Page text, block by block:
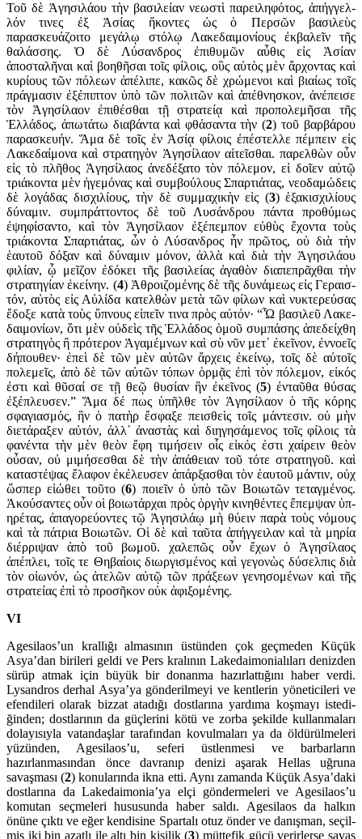
Τοῦ δὲ Ἀγησιλάου τὴν βασιλείαν νεωστὶ παρ­ειληφότος, ἀπ­ήγ­γελ­
λόν τινες ἐξ Ἀσίας ἥκοντες ὡς ὁ Περσῶν βασιλεὺς
παρασκευάζοιτο μεγάλῳ στό­λῳ Λα­κε­δαιμονίους ἐκβαλεῖν τῆς
θαλάσσης. Ὁ δὲ Λύ­σαν­δρος ἐπιθυ­μῶν αὖθις εἰς Ἀσίαν
ἀποσταλῆναι καὶ βοηθῆσαι τοῖς φίλοις, οὓς αὐτὸς μὲν ἄρχοντας καὶ
κυρίους τῶν πόλεων ἀπ­έλιπε, κακῶς δὲ χρώμενοι καὶ βιαίως τοῖς
πράγ­μα­σιν ἐξέπιπτον ὑπὸ τῶν πολι­τῶν καὶ ἀπέθνησκον, ἀνέπεισε
τὸν Ἀγησίλαον ἐπιθέσθαι τῇ στρατείᾳ καὶ προπολεμῆσαι τῆς
Ἑλλάδος, ἀπω­τάτω δια­βάντα καὶ φθάσαντα τὴν (2) τοῦ βαρβάρου
παρασκευήν. Ἅμα δὲ τοῖς ἐν Ἀσίᾳ φίλοις ἐπέ­στελλε πέμπειν εἰς
Λακε­δαίμονα καὶ στρατηγὸν Ἀγησί­λαον αἰτεῖσθαι. παρελθὼν οὖν
εἰς τὸ πλῆθος Ἀγησίλαος ἀνεδέξατο τὸν πόλεμον, εἰ δοῖεν αὐτῷ
τριάκοντα μὲν ἡγεμόνας καὶ συμβούλους Σπαρ­τιάτας, νεοδαμώδεις
δὲ λογάδας δισχιλίους, τὴν δὲ συμμαχικὴν εἰς (3) ἑξακισχιλίους
δύναμιν. συμ­πράτ­τοντος δὲ τοῦ Λυσάνδρου πάντα προ­θύμως
ἐψηφί­σαντο, καὶ τὸν Ἀγησίλαον ἐξέπεμπον εὐθὺς ἔ­χοντα τοὺς
τριάκοντα Σπαρτιάτας, ὧν ὁ Λύσανδρος ἦν πρῶτος, οὐ διὰ τὴν
ἑαυτοῦ δόξαν καὶ δύναμιν μόνον, ἀλλὰ καὶ διὰ τὴν Ἀγησι­λάου
φιλίαν, ᾧ μεῖζον ἐδόκει τῆς βασιλείας ἀγαθὸν διαπεπρᾶχθαι τὴν
στρα­τηγίαν ἐκείνην. (4) Ἀθροιζο­μένης δὲ τῆς δυνάμεως εἰς Γεραισ­
τόν, αὐτὸς εἰς Αὐλίδα κατελθὼν μετὰ τῶν φίλων καὶ νυκτε­ρεύσας
ἔδοξ­ε κατὰ τοὺς ὕπνους εἰπεῖν τινα πρὸς αὐτόν· “Ὦ βασιλεῦ Λακε­
δαι­μο­νίων, ὅτι μὲν οὐδεὶς τῆς Ἑλλάδος ὁμοῦ συμπάσης ἀπεδείχθη
στρα­τη­γὸς ἢ πρότερον Ἀγαμέμνων καὶ σὺ νῦν μετ᾽ ἐκεῖνον, ἐννοεῖς
δή­που­θεν· ἐπεὶ δὲ τῶν μὲν αὐτῶν ἄρχεις ἐκείνῳ, τοῖς δὲ αὐτοῖς
πολεμεῖς, ἀπὸ δὲ τῶν αὐτῶν τόπων ὁρμᾷς ἐπὶ τὸν πόλεμον, εἰκός
ἐστι καὶ θῦσαί σε τῇ θεῷ θυσίαν ἣν ἐκεῖνος (5) ἐνταῦθα θύσας
ἐξέπλευσεν.” Ἅμα δέ πως ὑπῆλθε τὸν Ἀγησίλαον ὁ τῆς κόρης
σφαγιασ­μός, ἣν ὁ πατὴρ ἔσφαξε πεισθεὶς τοῖς μάντεσιν. οὐ μὴν
διετάραξεν αὐτόν, ἀλλ᾽ ἀναστὰς καὶ διηγησάμενος τοῖς φίλοις τὰ
φανέντα τὴν μὲν θεὸν ἔφη τιμήσειν οἷς εἰκός ἐστι χαίρειν θεὸν
οὖσαν, οὐ μιμήσεσθαι δὲ τὴν ἀπάθειαν τοῦ τότε στρατηγοῦ. καὶ
καταστέψας ἔλαφον ἐκέλευσεν ἀπάρξασθαι τὸν ἑαυτοῦ μάντιν, οὐχ
ὥσπερ εἰώθει τοῦτο (6) ποιεῖν ὁ ὑπὸ τῶν Βοιωτῶν τεταγ­μένος.
Ἀκούσαντες οὖν οἱ βοιωτάρχαι πρὸς ὀργὴν κινηθέντες ἔπεμψαν ὑπ­
ηρέτας, ἀπαγορεύον­τες τῷ Ἀγησιλάῳ μὴ θύειν παρὰ τοὺς νόμους
καὶ τὰ πάτρια Βοιωτῶν. Οἱ δὲ καὶ ταῦτα ἀπήγγειλαν καὶ τὰ μηρία
διέρριψαν ἀπὸ τοῦ βωμοῦ. χαλεπῶς οὖν ἔχων ὁ Ἀγησίλαος
ἀπέπλει, τοῖς τε Θηβαίοις διωργισ­μένος καὶ γεγονὼς δύσελπις διὰ
τὸν οἰωνόν, ὡς ἀτελῶν αὐτῷ τῶν πράξεων γενησομένων καὶ τῆς
στρα­τείας ἐπὶ τὸ προσῆκον οὐκ ἀφιξομένης.
VI
Agesilaos’un krallığı almasının üstünden çok geçmeden Küçük
Asya’dan birileri geldi ve Pers kralının Lakedaimonialıları denizden
sürüp at­mak için büyük bir donanma hazırlattı­ğını haber verdi.
Lysand­ros derhal Asya’ya gönderilmeyi ve kentlerin yöneticileri ve
efen­di­leri olarak bizzat atadığı dostlarına yar­dıma koşmayı istedi­
ğinden; dost­larının da güç­lerini kötü ve zorba şekilde kul­lanmaları
dolayı­sıyla vatan­daşlar tarafından kovulmaları ya da öldürülmeleri
yü­zünden, Agesilaos’u, seferi üstlenmesi ve barbarların
hazırlanmasın­dan önce davranıp denizi aşarak Hellas uğruna
savaşması (2) konularında ikna etti. Aynı zamanda Küçük Asya’daki
dostla­rına da Lakedai­mo­nia’ya elçi göndermeleri ve Agesi­laos’u
komutan seç­meleri hususunda haber saldı. Agesilaos da hal­kın
önüne çıktı ve eğer kendisine Spartalı otuz önder ve da­nışman, seçil­
miş iki bin azatlı ile altı bin kişilik (3) müttefik gücü verirlerse savaş